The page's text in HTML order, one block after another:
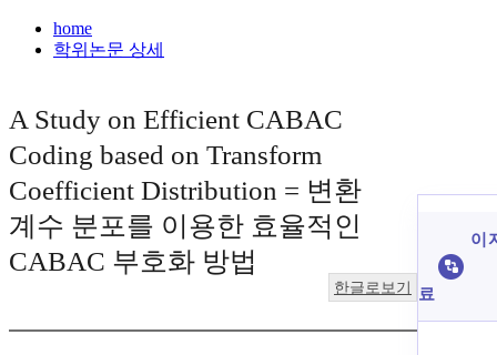
home
학위논문 상세
A Study on Efficient CABAC
Coding based on Transform
Coefficient Distribution = 변환
계수 분포를 이용한 효율적인
CABAC 부호화 방법
한글로보기
이
료